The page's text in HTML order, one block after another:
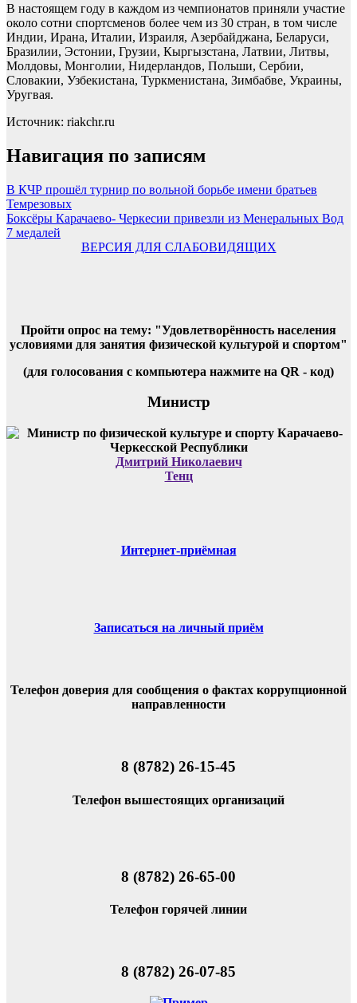
В настоящем году в каждом из чемпионатов приняли участие
около сотни спортсменов более чем из 30 стран, в том числе
Индии, Ирана, Италии, Израиля, Азербайджана, Беларуси,
Бразилии, Эстонии, Грузии, Кыргызстана, Латвии, Литвы,
Молдовы, Монголии, Нидерландов, Польши, Сербии,
Словакии, Узбекистана, Туркменистана, Зимбабве, Украины,
Уругвая.
Источник: riakchr.ru
Навигация по записям
В КЧР прошёл турнир по вольной борьбе имени братьев
Темрезовых
Боксёры Карачаево- Черкесии привезли из Менеральных Вод
7 медалей
ВЕРСИЯ ДЛЯ СЛАБОВИДЯЩИХ
Пройти опрос на тему: "Удовлетворённость населения
условиями для занятия физической культурой и спортом"
(для голосования с компьютера нажмите на QR - код)
Министр
Дмитрий Николаевич
Тенц
Интернет-приёмная
Записаться на личный приём
Телефон доверия для сообщения о фактах коррупционной
направленности
8 (8782) 26-15-45
Телефон вышестоящих организаций
8 (8782) 26-65-00
Телефон горячей линии
8 (8782) 26-07-85